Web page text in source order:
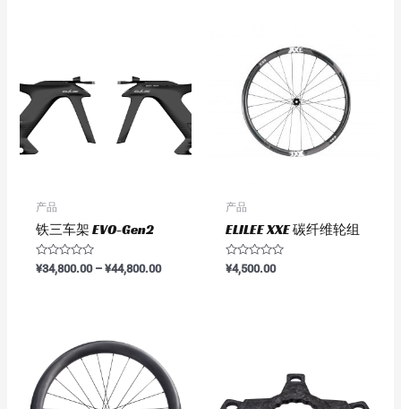
产品
铁三车架 EVO-Gen2
评
分
¥34,800.00– ¥44,800.00
产品
ELILEE XXE 碳纤维轮组
评
分
¥4,500.00